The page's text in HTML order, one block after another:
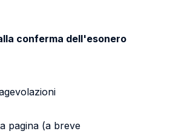
conferma dell'esonero
pagina (a breve